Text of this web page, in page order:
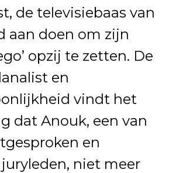
de televisiebaas van
aan doen om zijn
opzij te zetten. De
en
vindt het
dat Anouk, een van
en
niet meer